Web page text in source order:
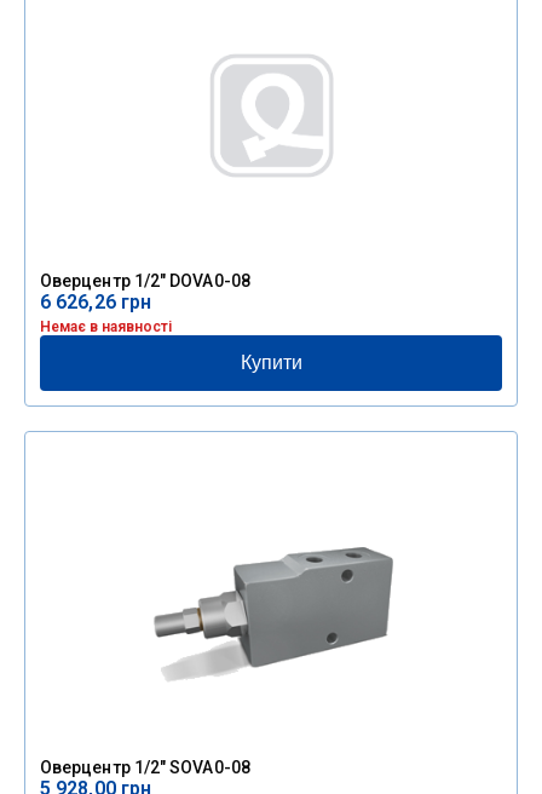
Оверцентр 1/2″ DOVA0-08
6 626,26 грн
Немає в наявності
Купити
Оверцентр 1/2″ SOVA0-08
5 928,00 грн